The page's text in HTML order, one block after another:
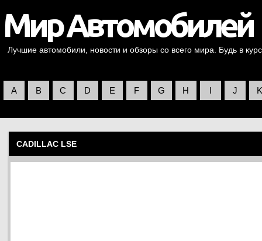
Лучшие автомобили, новости и обзоры со всего мира. Будь в
A B C D E F G H I J K
CADILLAC LSE